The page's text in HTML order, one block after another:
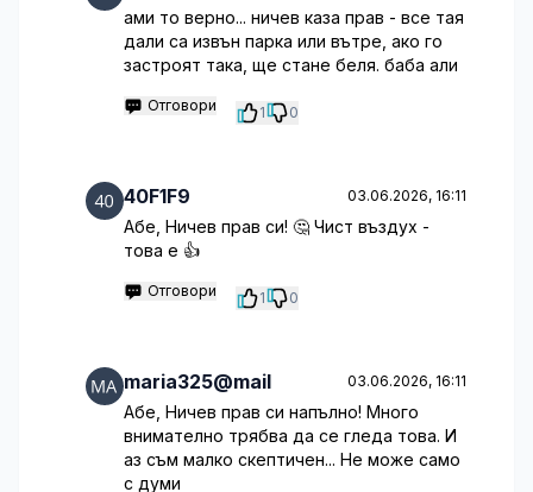
ами то верно... ничев каза прав - все тая
дали са извън парка или вътре, ако го
застроят така, ще стане беля. баба али
Отговори 1 0
40F1F9 03.06.2026, 16:11
Абе, Ничев прав си! 🤔 Чист въздух -
това е 👍
Отговори 1 0
maria325@mail 03.06.2026, 16:11
Абе, Ничев прав си напълно! Много
внимателно трябва да се гледа това. И
аз съм малко скептичен... Не може само
с думи